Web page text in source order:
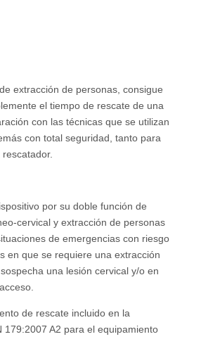
extracción de personas, consigue
el tiempo de rescate de una
con las técnicas que se utilizan
con total seguridad, tanto para
por su doble función de
cervical y extracción de personas
de emergencias con riesgo
en que se requiere una extracción
una lesión cervical y/o en
de rescate incluido en la
179:2007 A2 para el equipamiento